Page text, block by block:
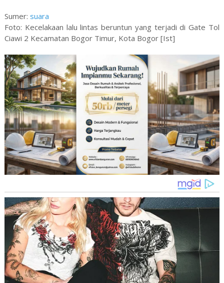
Sumer: suara
Foto: Kecelakaan lalu lintas beruntun yang terjadi di Gate Tol
Ciawi 2 Kecamatan Bogor Timur, Kota Bogor [Ist]